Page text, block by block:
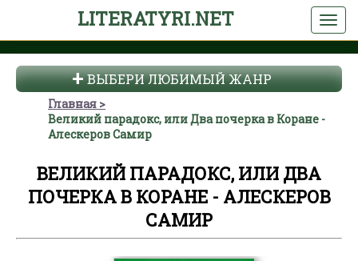
LITERATYRI.NET
ВЫБЕРИ ЛЮБИМЫЙ ЖАНР
Главная
Великий парадокс, или Два почерка в Коране -
Алескеров Самир
ВЕЛИКИЙ ПАРАДОКС, ИЛИ ДВА
ПОЧЕРКА В КОРАНЕ - АЛЕСКЕРОВ
САМИР